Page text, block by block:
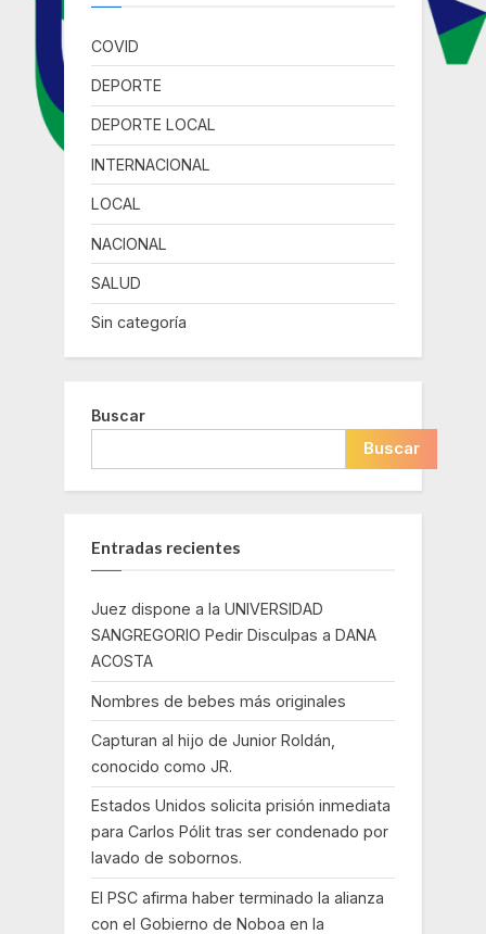
COVID
DEPORTE
DEPORTE LOCAL
INTERNACIONAL
LOCAL
NACIONAL
SALUD
Sin categoría
Buscar
Buscar
Entradas recientes
Juez dispone a la UNIVERSIDAD
SANGREGORIO Pedir Disculpas a DANA
ACOSTA
Nombres de bebes más originales
Capturan al hijo de Junior Roldán,
conocido como JR.
Estados Unidos solicita prisión inmediata
para Carlos Pólit tras ser condenado por
lavado de sobornos.
El PSC afirma haber terminado la alianza
con el Gobierno de Noboa en la